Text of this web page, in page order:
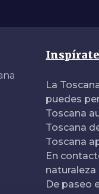
Inspírate
La
puedes
Toscana
Toscana
Toscana
En
naturaleza
De paseo